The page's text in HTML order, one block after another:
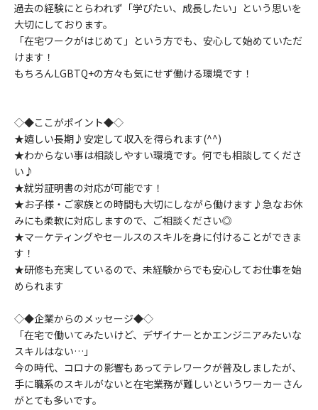
過去の経験にとらわれず「学びたい、成長したい」という思いを
大切にしております。
「在宅ワークがはじめて」という方でも、安心して始めていただ
けます！
もちろんLGBTQ+の方々も気にせず働ける環境です！
◇◆ここがポイント◆◇
★嬉しい長期♪安定して収入を得られます(^^)
★わからない事は相談しやすい環境です。何でも相談してくださ
い♪
★就労証明書の対応が可能です！
★お子様・ご家族との時間も大切にしながら働けます♪急なお休
みにも柔軟に対応しますので、ご相談ください◎
★マーケティングやセールスのスキルを身に付けることができま
す！
★研修も充実しているので、未経験からでも安心してお仕事を始
められます
◇◆企業からのメッセージ◆◇
「在宅で働いてみたいけど、デザイナーとかエンジニアみたいな
スキルはない…」
今の時代、コロナの影響もあってテレワークが普及しましたが、
手に職系のスキルがないと在宅業務が難しいというワーカーさん
がとても多いです。